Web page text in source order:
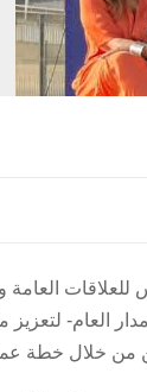
العامة
لتعزيز
من خلال خطة